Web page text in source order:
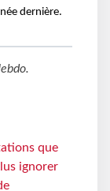
dernière.
.
que
ignorer